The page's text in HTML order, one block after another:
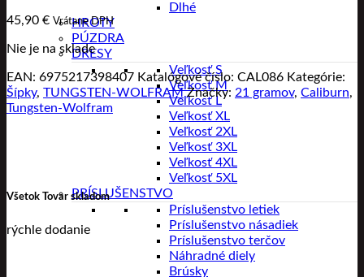
Dlhé
HROTY
PÚZDRA
DRESY
Veľkosť S
Veľkosť M
Veľkosť L
Veľkosť XL
Veľkosť 2XL
Veľkosť 3XL
Veľkosť 4XL
Veľkosť 5XL
PRÍSLUŠENSTVO
Príslušenstvo letiek
Príslušenstvo násadiek
Príslušenstvo terčov
Náhradné diely
Brúsky
45,90 € Vrátane DPH
Nie je na sklade
EAN: 6975217398407 Katalógové číslo: CAL086 Kategórie:
Šípky, TUNGSTEN-WOLFRAM Značky: 21 gramov, Caliburn,
Tungsten-Wolfram
Všetok Tovar skladom
rýchle dodanie